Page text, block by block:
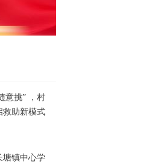
意挑” ，村
救助新模式
塘镇中心学